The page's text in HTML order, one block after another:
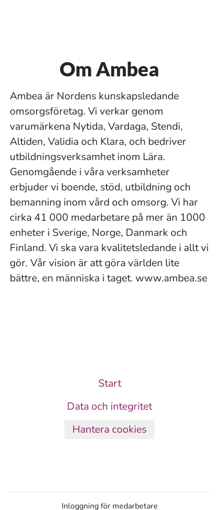
Om Ambea
Ambea är Nordens kunskapsledande
omsorgsföretag. Vi verkar genom
varumärkena Nytida, Vardaga, Stendi,
Altiden, Validia och Klara, och bedriver
utbildningsverksamhet inom Lära.
Genomgående i våra verksamheter
erbjuder vi boende, stöd, utbildning och
bemanning inom vård och omsorg. Vi har
cirka 41 000 medarbetare på mer än 1000
enheter i Sverige, Norge, Danmark och
Finland. Vi ska vara kvalitetsledande i allt vi
gör. Vår vision är att göra världen lite
bättre, en människa i taget. www.ambea.se
Start
Data och integritet
Hantera cookies
Inloggning för medarbetare